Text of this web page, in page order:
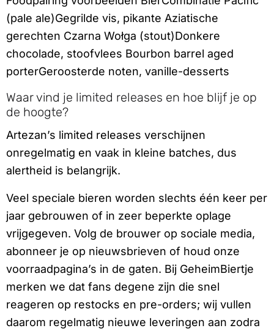
(pale ale)Gegrilde vis, pikante Aziatische
gerechten Czarna Wołga (stout)Donkere
chocolade, stoofvlees Bourbon barrel aged
porterGeroosterde noten, vanille-desserts
Waar vind je limited releases en hoe blijf je op
de hoogte?
Artezan’s limited releases verschijnen
onregelmatig en vaak in kleine batches, dus
alertheid is belangrijk.
Veel speciale bieren worden slechts één keer per
jaar gebrouwen of in zeer beperkte oplage
vrijgegeven. Volg de brouwer op sociale media,
abonneer je op nieuwsbrieven of houd onze
voorraadpagina’s in de gaten. Bij GeheimBiertje
merken we dat fans degene zijn die snel
reageren op restocks en pre-orders; wij vullen
daarom regelmatig nieuwe leveringen aan zodra